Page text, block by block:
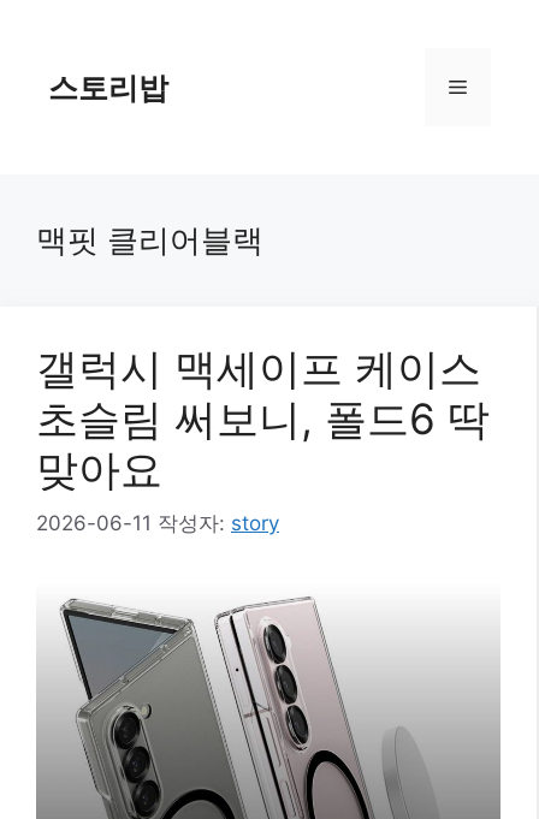
스토리밥 메
맥핏 클리어블랙
갤럭시 맥세이프 케이스
초슬림 써보니, 폴드6 딱
맞아요
2026-06-11 작성자: story